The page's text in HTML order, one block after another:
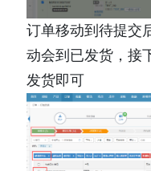
订单移动到待提交
动会到已发货，接
发货即可